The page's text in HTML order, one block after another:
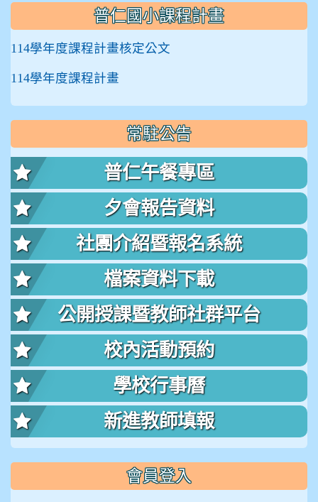
普仁國小課程計畫
114學年度課程計畫核定公文
114學年度課程計畫
常駐公告
普仁午餐專區
夕會報告資料
社團介紹暨報名系統
檔案資料下載
公開授課暨教師社群平台
校內活動預約
學校行事曆
新進教師填報
會員登入